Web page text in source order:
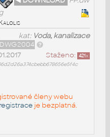
kat: Voda, kanalizace
DWG2004
Staženo: 421x
členy webu
registrace je bezplatná.